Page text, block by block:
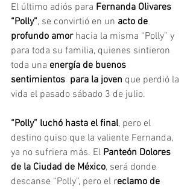
El último adiós para Fernanda Olivares
“Polly”, se convirtió en un acto de
profundo amor hacia la misma “Polly” y
para toda su familia, quienes sintieron
toda una energía de buenos
sentimientos  para la joven que perdió la
vida el pasado sábado 3 de julio.
“Polly” luchó hasta el final, pero el
destino quiso que la valiente Fernanda,
ya no sufriera más. El Panteón Dolores
de la Ciudad de México, será donde
descanse “Polly”, pero el reclamo de